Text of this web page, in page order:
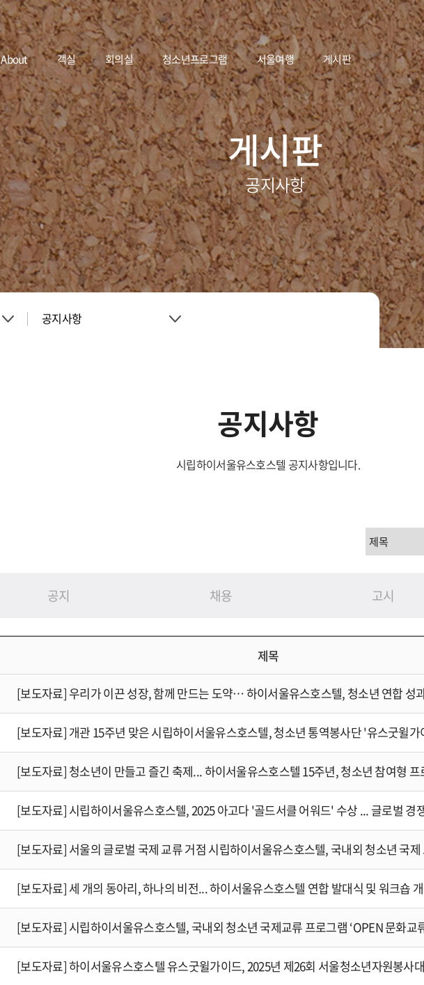
About 객실 회의실 청소년프로그램 서울여행 게시판
게시판
공지사항
공지사항
FAQ
공지사항
시립하이서울유스호스텔 공지사항입니다.
공지 채용 고시
제목
[보도자료] 시립하이서울유스호스텔, 2025 아고다 '골드서클 어워드' 수상 ... 글로벌 경
[보도자료] 세 개의 동아리, 하나의 비전... 하이서울유스호스텔 연합 발대식 및 워크숍
[보도자료] 시립하이서울유스호스텔, 국내외 청소년 국제교류 프로그램 ‘OPEN 문화교